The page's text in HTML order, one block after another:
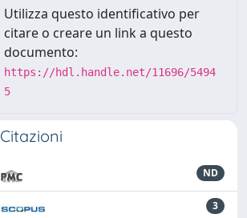
Utilizza questo identificativo per
citare o creare un link a questo
documento:
https://hdl.handle.net/11696/5494
5
Citazioni
ND
3